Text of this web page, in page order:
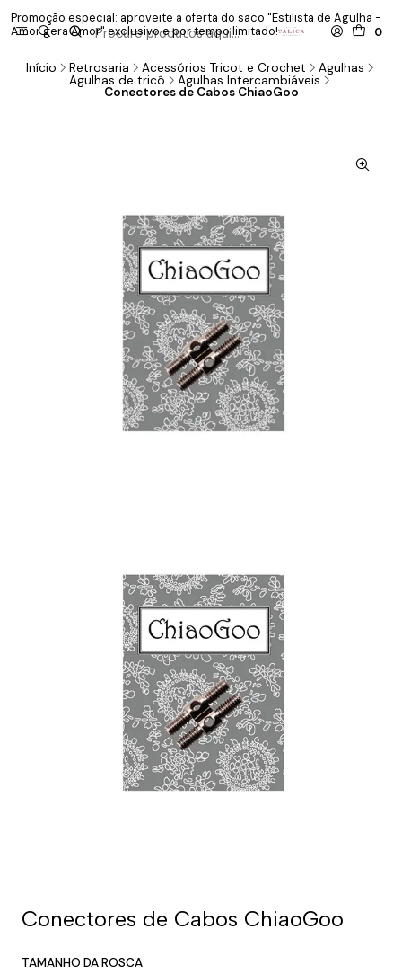
0
Promoção especial: aproveite a oferta do saco "Estilista de Agulha -
Amor gera Amor" exclusivo e por tempo limitado!
Início Retrosaria Acessórios Tricot e Crochet
Agulhas
Agulhas de tricô
Agulhas Intercambiáveis
Conectores de Cabos ChiaoGoo
Conectores de Cabos ChiaoGoo
TAMANHO DA ROSCA